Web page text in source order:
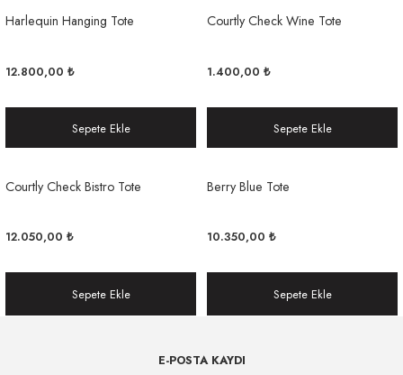
Harlequin Hanging Tote
12.800,00 ₺
Sepete Ekle
Courtly Check Wine Tote
1.400,00 ₺
Sepete Ekle
Courtly Check Bistro Tote
12.050,00 ₺
Sepete Ekle
Berry Blue Tote
10.350,00 ₺
Sepete Ekle
E-POSTA KAYDI